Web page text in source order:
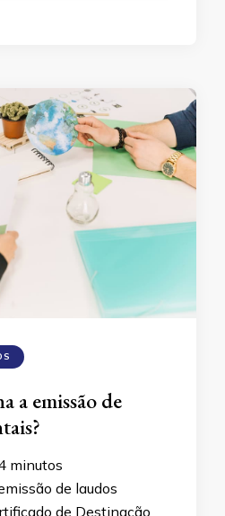
a emissão de
minutos
de laudos
de Destinação